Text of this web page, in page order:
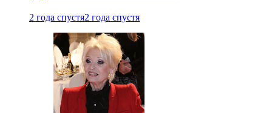
2 года спустя2 года спустя